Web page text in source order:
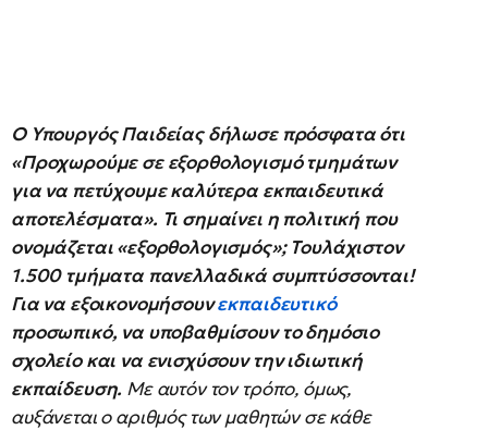
Ο Υπουργός Παιδείας δήλωσε πρόσφατα ότι
«Προχωρούμε σε εξορθολογισμό τμημάτων
για να πετύχουμε καλύτερα εκπαιδευτικά
αποτελέσματα». Τι σημαίνει η πολιτική που
ονομάζεται «εξορθολογισμός»; Τουλάχιστον
1.500 τμήματα πανελλαδικά συμπτύσσονται!
Για να εξοικονομήσουνεκπαιδευτικό
προσωπικό, να υποβαθμίσουν το δημόσιο
σχολείο και να ενισχύσουν την ιδιωτική
εκπαίδευση. Με αυτόν τον τρόπο, όμως,
αυξάνεται ο αριθμός των μαθητών σε κάθε